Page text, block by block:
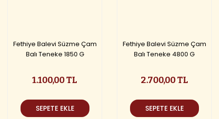
Fethiye Balevi Süzme Çam
Balı Teneke 1850 G
1.100,00 TL
SEPETE EKLE
Fethiye Balevi Süzme Çam
Balı Teneke 4800 G
2.700,00 TL
SEPETE EKLE